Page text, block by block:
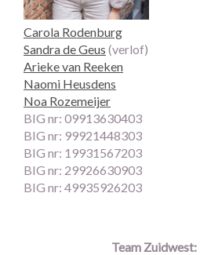
Carola Rodenburg
Sandra de Geus (verlof)
Arieke van Reeken
Naomi Heusdens
Noa Rozemeijer
BIG nr: 09913630403
BIG nr: 99921448303
BIG nr: 19931567203
BIG nr: 29926630903
BIG nr: 49935926203
Team Zuidwest: